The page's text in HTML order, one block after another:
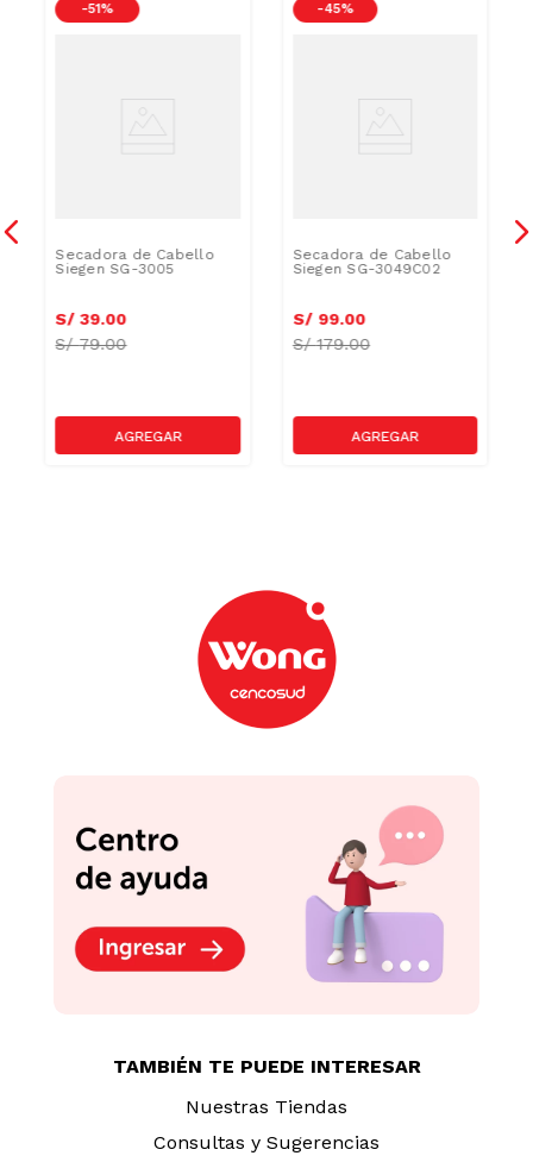
-51 %
Secadora de Cabello
Siegen SG-3005
S/ 39.00
S/79.00
-45 %
Secadora de Cabello
Siegen SG-3049C02
S/ 99.00
S/179.00
TAMBIÉN TE PUEDE INTERESAR
Nuestras Tiendas
Consultas y Sugerencias